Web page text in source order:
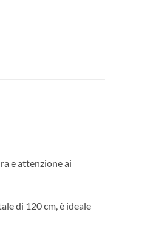
e attenzione ai
di 120 cm, è ideale